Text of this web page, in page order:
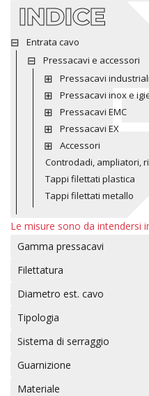
INDICE
Entrata cavo
Pressacavi e accessori
Pressacavi industriali
Pressacavi inox e
Pressacavi EMC
Pressacavi EX
Accessori
Controdadi, ampliatori,
Tappi filettati plastica
Tappi filettati metallo
Le misure sono da intendersi
Gamma pressacavi
Filettatura
Diametro est. cavo
Tipologia
Sistema di serraggio
Guarnizione
Materiale